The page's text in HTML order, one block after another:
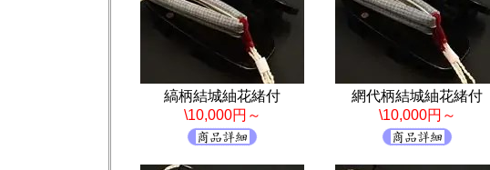
縞柄結城紬花緒付
\10,000円～
網代柄結城紬花緒付
\10,000円～